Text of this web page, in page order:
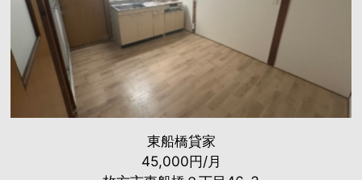
東船橋貸家
45,000円/月